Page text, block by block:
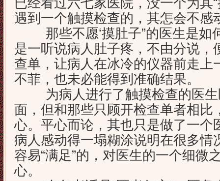
已经看过六七家医院，没一个为其
遇到一个触摸检查的，其怎会不感
那些不愿‘摸肚子”的医生是如
是一听说病人肚子疼，不由分说，
查单，让病人在冰冷的仪器前走上
不菲，也未必能得到准确结果。
为病人进行了触摸检查的医生
面，但和那些只顾开检查单者相比
心。平心而论，其也只是做了一个
病人感动得一塌糊涂说明在很多情
容易“满足”的，对医生的一个细微
心。